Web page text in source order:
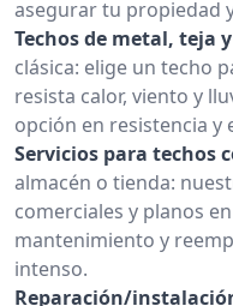
asegurar tu propiedad
Techos de metal, teja
clásica: elige un techo
resista calor, viento y
opción en resistencia y
Servicios para techos
almacén o tienda:
comerciales y planos
mantenimiento y
intenso.
Reparación/